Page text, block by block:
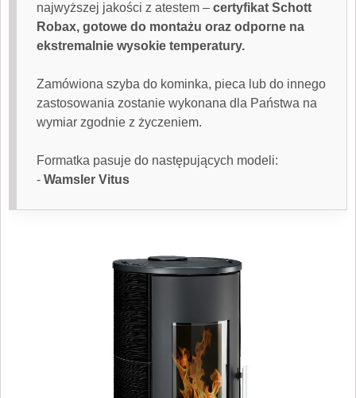
najwyższej jakości z atestem – certyfikat Schott
Robax, gotowe do montażu oraz odporne na
ekstremalnie wysokie temperatury.
Zamówiona szyba do kominka, pieca lub do innego
zastosowania zostanie wykonana dla Państwa na
wymiar zgodnie z życzeniem.
Formatka pasuje do następujących modeli:
- Wamsler Vitus